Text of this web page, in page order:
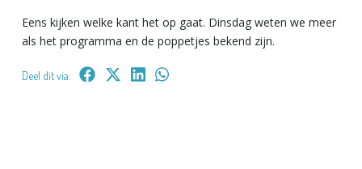
Eens kijken welke kant het op gaat. Dinsdag weten we meer
als het programma en de poppetjes bekend zijn.
Deel dit via: